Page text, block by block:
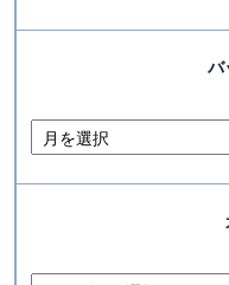
バ